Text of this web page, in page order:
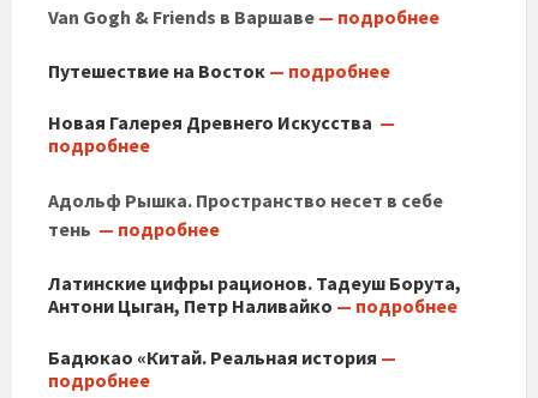
Van Gogh & Friends в Варшаве — подробнее
Путешествие на Восток — подробнее
Новая Галерея Древнего Искусства —
подробнее
Адольф Рышка. Пространство несет в себе
тень — подробнее
Латинские цифры рационов. Тадеуш Борута,
Антони Цыган, Петр Наливайко — подробнее
Бадюкао «Китай. Реальная история —
подробнее